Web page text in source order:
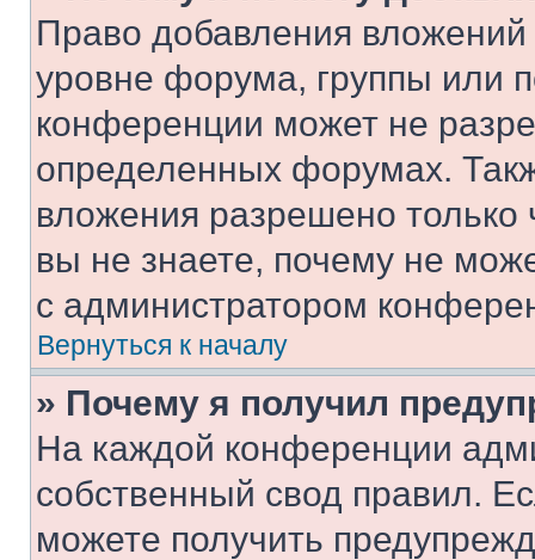
Право добавления
уровне форума, группы или
конференции может не
определенных форумах.
вложения разрешено
вы не знаете, почему не
с администратором
Вернуться к началу
» Почему я получил
На каждой конференции
собственный свод правил.
можете получить